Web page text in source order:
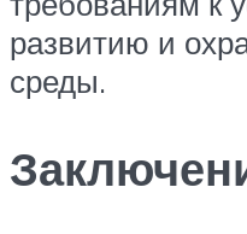
развитию и
среды.